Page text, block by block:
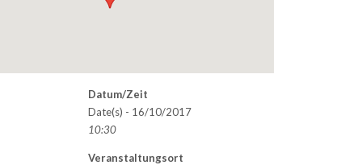
Datum/Zeit
Date(s) - 16/10/2017
10:30
Veranstaltungsort